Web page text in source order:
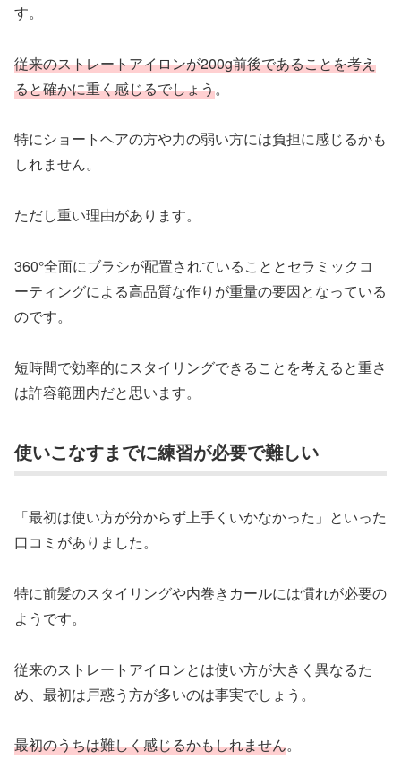
す。
従来のストレートアイロンが200g前後であることを考え
ると確かに重く感じるでしょう。
特にショートヘアの方や力の弱い方には負担に感じるかも
しれません。
ただし重い理由があります。
360°全面にブラシが配置されていることとセラミックコ
ーティングによる高品質な作りが重量の要因となっている
のです。
短時間で効率的にスタイリングできることを考えると重さ
は許容範囲内だと思います。
使いこなすまでに練習が必要で難しい
「最初は使い方が分からず上手くいかなかった」といった
口コミがありました。
特に前髪のスタイリングや内巻きカールには慣れが必要の
ようです。
従来のストレートアイロンとは使い方が大きく異なるた
め、最初は戸惑う方が多いのは事実でしょう。
最初のうちは難しく感じるかもしれません。